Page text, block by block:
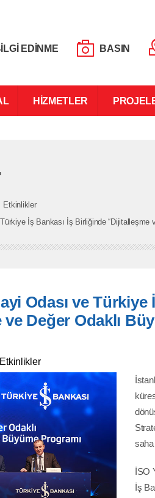
HİZMETLER
EDİNME BASIN
Etkinlikler
İş Bankası İş Birliğinde “Dijitalleşme
Odası ve
Değer Odaklı
Etkinlikler
saha
İSO
İş